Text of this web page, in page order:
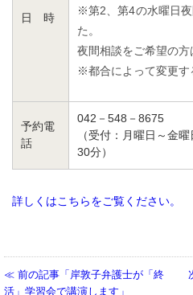
日 時
※第2、第4の水曜日
た。
夜間相談をご希望の方
※都合によって変更す
予約電
話
042－548－8675
（受付：月曜日～金
30分）
詳しくはこちらをご覧ください。
前の記事「岸敦子弁護士が「終
活」学習会で講演します」